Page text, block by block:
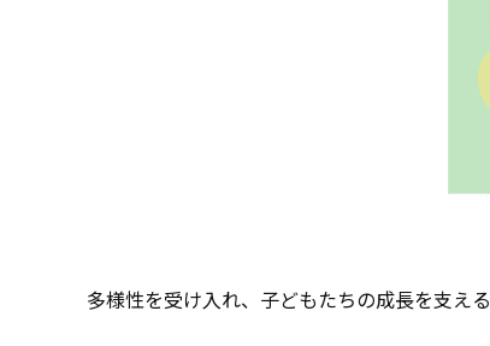
多様性を受け入れ、子どもたちの成長を支え